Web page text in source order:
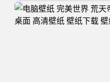
电脑壁纸 动漫 无限 罗小黑
鹿野师姐 电脑桌面 高清壁纸